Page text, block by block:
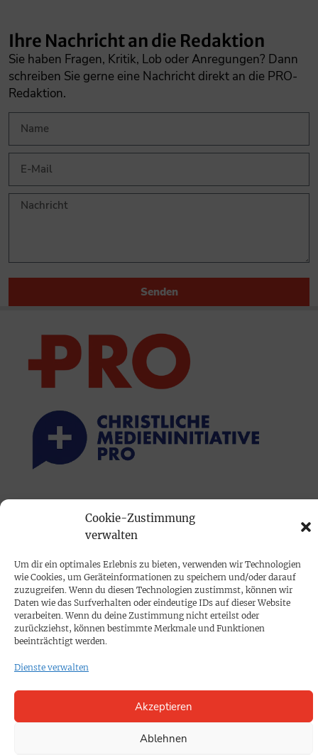
Cookie-Zustimmung
verwalten
Um dir ein optimales Erlebnis zu bieten, verwenden wir Technologien
wie Cookies, um Geräteinformationen zu speichern und/oder darauf
zuzugreifen. Wenn du diesen Technologien zustimmst, können wir
Daten wie das Surfverhalten oder eindeutige IDs auf dieser Website
verarbeiten. Wenn du deine Zustimmung nicht erteilst oder
zurückziehst, können bestimmte Merkmale und Funktionen
beeinträchtigt werden.
Dienste verwalten
Akzeptieren
Ablehnen
Ihre Nachricht an die Redaktion
Sie haben Fragen, Kritik, Lob oder Anregungen? Dann
schreiben Sie gerne eine Nachricht direkt an die PRO-
Redaktion.
Senden
Mediadaten
PROKOMPAKT
Impressum
SPENDEN
KONTAKT
Cookie-Richtlinie